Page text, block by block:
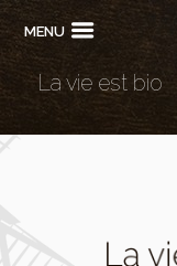
MENU
La vie est bio